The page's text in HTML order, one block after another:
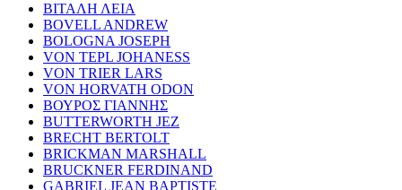
ΒΙΤΑΛΗ ΛΕΙΑ
BOVELL ANDREW
BOLOGNA JOSEPH
VON TEPL JOHANESS
VON TRIER LARS
VON HORVATH ODON
ΒΟΥΡΟΣ ΓΙΑΝΝΗΣ
BUTTERWORTH JEZ
BRECHT BERTOLT
BRICKMAN MARSHALL
BRUCKNER FERDINAND
GABRIEL JEAN BAPTISTE